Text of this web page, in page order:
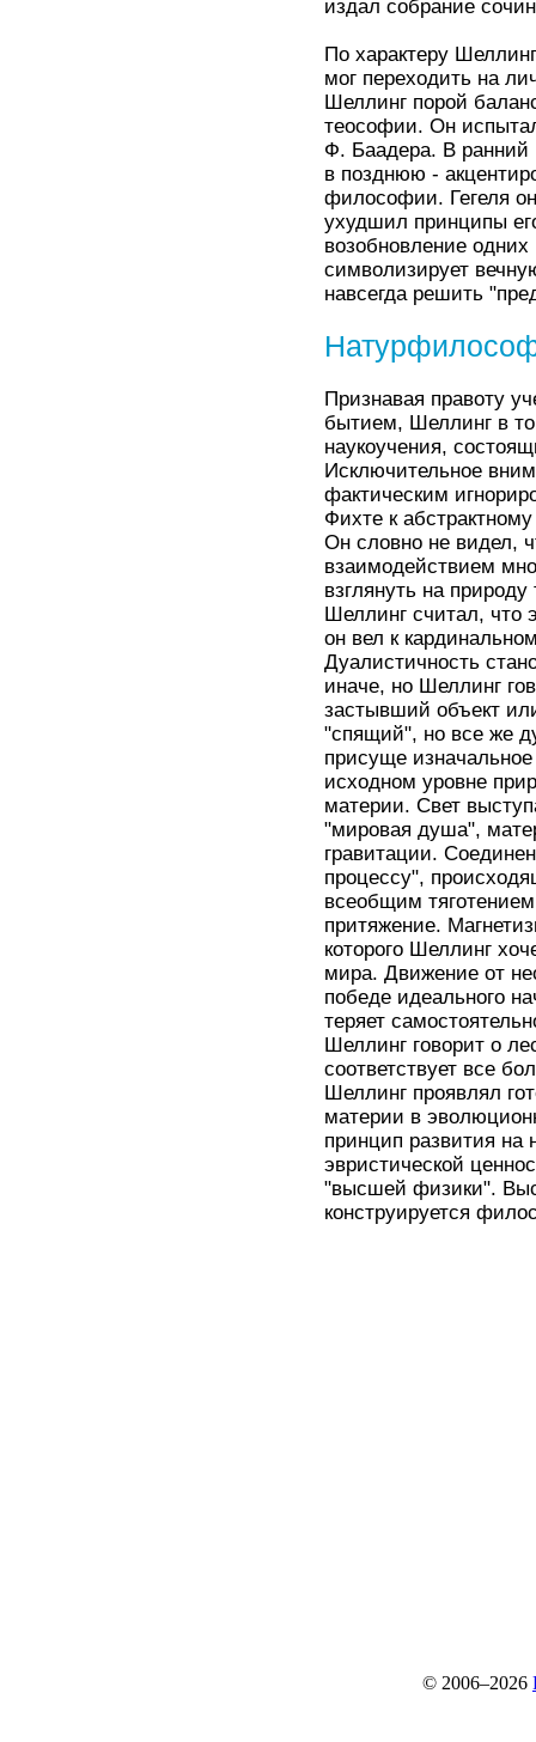
издал собрание
По характеру
мог переходить на
Шеллинг порой
теософии. Он
Ф. Баадера. В ранний
в позднюю -
философии. Гегеля
ухудшил принципы
возобновление
символизирует
навсегда решить
Признавая правоту
бытием, Шеллинг в
наукоучения,
Исключительное
фактическим
Фихте к
Он словно не видел,
взаимодействием
взглянуть на
Шеллинг считал, что
он вел к
Дуалистичность
иначе, но Шеллинг
застывший объект
"спящий", но все же
присуще
исходном уровне
материи. Свет
"мировая душа",
гравитации.
процессу",
всеобщим
притяжение.
которого Шеллинг
мира. Движение от
победе идеального
теряет
Шеллинг говорит о
соответствует все
Шеллинг проявлял
материи в
принцип развития на
эвристической
"высшей физики".
конструируется
© 2006–2026